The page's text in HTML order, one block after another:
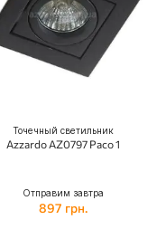
Точечный светильник
Azzardo AZ0797 Paco 1
Отправим завтра
897 грн.